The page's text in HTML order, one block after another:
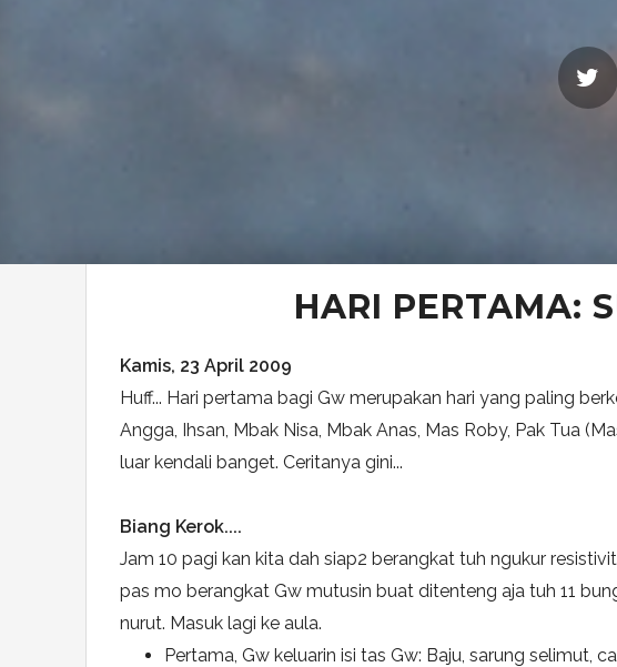
HARI PERTAMA:
Kamis, 23 April 2009
Huff... Hari pertama bagi Gw merupakan hari yang paling
Angga, Ihsan, Mbak Nisa, Mbak Anas, Mas Roby, Pak Tua
luar kendali banget. Ceritanya gini...
Biang Kerok....
Jam 10 pagi kan kita dah siap2 berangkat tuh ngukur
pas mo berangkat Gw mutusin buat ditenteng aja tuh 11
nurut. Masuk lagi ke aula.
Pertama, Gw keluarin isi tas Gw: Baju, sarung selimut,